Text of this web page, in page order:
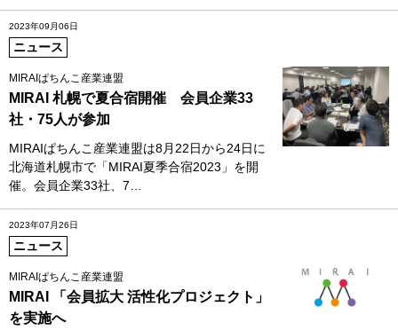
2023年09月06日
ニュース
MIRAIぱちんこ産業連盟
MIRAI 札幌で夏合宿開催 会員企業33
社・75人が参加
MIRAIぱちんこ産業連盟は8月22日から24日に
北海道札幌市で「MIRAI夏季合宿2023」を開
催。会員企業33社、7…
2023年07月26日
ニュース
MIRAIぱちんこ産業連盟
MIRAI 「会員拡大 活性化プロジェクト」
を実施へ